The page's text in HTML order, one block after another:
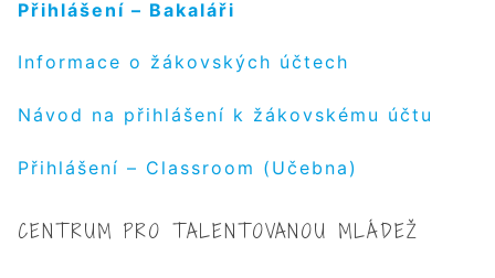
Přihlášení – Bakaláři
Informace o žákovských účtech
Návod na přihlášení k žákovskému účtu
Přihlášení – Classroom (Učebna)
CENTRUM PRO TALENTOVANOU MLÁDEŽ